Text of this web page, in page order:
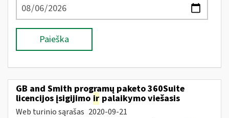
Paieška
GB and Smith programų paketo 360Suite
licencijos įsigijimo ir palaikymo viešasis
Web turinio sąrašas 2020-09-21